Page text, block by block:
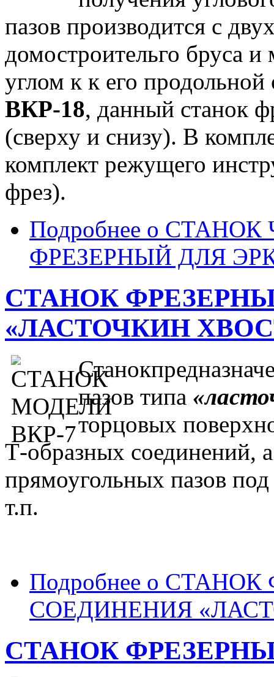
пазов производится с
домостроительго бруса
углом к к его
ВКР-18, данный станок
(сверху и снизу). В
комплект режущего
фрез).
Подробнее о
ФРЕЗЕРНЫЙ ДЛЯ
СТАНОК
«ЛАСТОЧКИН
пазов типа
торцовых
Т-образных соединений,
прямоугольных пазов
т.п.
Подробнее о СТАНОК
СОЕДИНЕНИЯ
СТАНОК